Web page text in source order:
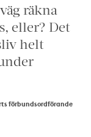
räkna
eller? Det
helt
förbundsordförande